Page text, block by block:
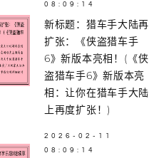
08:09:14
新标题：猎车手大陆再
扩张：《侠盗猎车手
6》新版本亮相！(《侠
盗猎车手6》新版本亮
相：让你在猎车手大陆
上再度扩张！)
2026-02-11
08:09:14